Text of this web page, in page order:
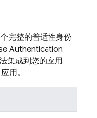
完整的普适性身份
Authentication
集成到您的应用
应用。